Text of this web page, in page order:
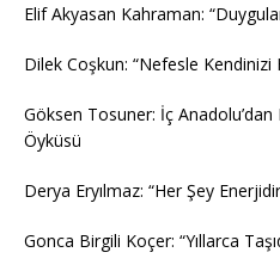
Elif Akyasan Kahraman:
Dilek Coşkun: “Nefesle Kendinizi
Göksen Tosuner: İç
Öyküsü
Derya Eryılmaz: “Her Şey
Gonca Birgili Koçer: “Yıllarca